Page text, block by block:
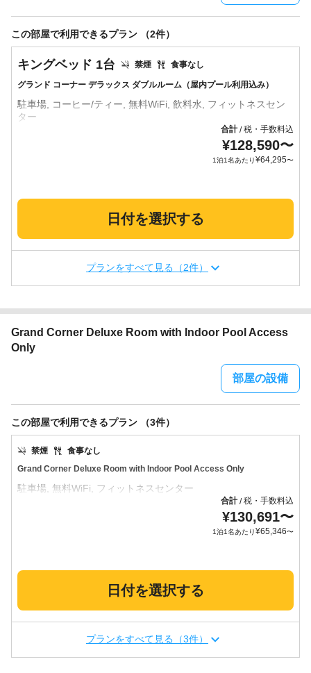
この部屋で利用できるプラン （2件）
グランド コーナー デラックス ダブルルーム（屋内プール利用込み）
禁煙 食事なし
キングベッド 1台
駐車場, コーヒー/ティー, 無料WiFi, 飲料水, フィットネスセン
合計/税・手数料込
¥128,590〜
1泊1名あたり¥64,295〜
日付を選択する
プランをすべて見る（2件）
Grand Corner Deluxe Room with Indoor Pool Access
Only
部屋の設備
この部屋で利用できるプラン （3件）
Grand Corner Deluxe Room with Indoor Pool Access Only
禁煙 食事なし
合計/税・手数料込
¥130,691〜
1泊1名あたり¥65,346〜
日付を選択する
プランをすべて見る（3件）